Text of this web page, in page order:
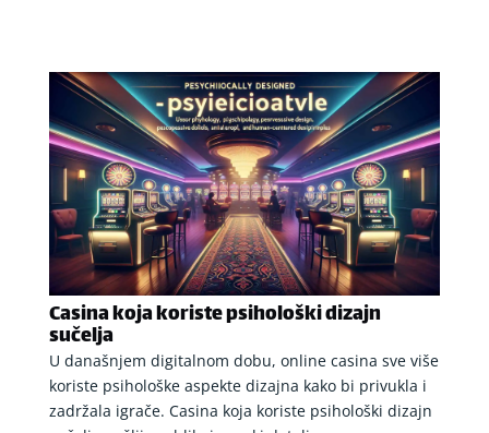
Casina koja koriste psihološki dizajn
sučelja
U današnjem digitalnom dobu, online casina sve više
koriste psihološke aspekte dizajna kako bi privukla i
zadržala igrače. Casina koja koriste psihološki dizajn